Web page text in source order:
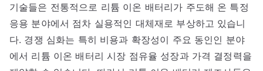
기술들은 전통적으로 리튬 이온 배터리가 주도해 온 특정
응용 분야에서 점차 실용적인 대체재로 부상하고 있습니
다. 경쟁 심화는 특히 비용과 확장성이 주요 동인인 분야
에서 리튬 이온 배터리 시장 점유율 성장과 가격 결정력을